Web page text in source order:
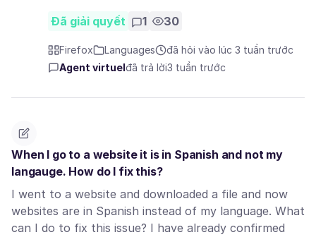
Đã giải quyết 1 30
Firefox Languages
đã hỏi vào lúc 3 tuần trước
Agent virtuel đã trả lời3 tuần trước
When I go to a website it is in Spanish and not my
langauge. How do I fix this?
I went to a website and downloaded a file and now
websites are in Spanish instead of my language. What
can I do to fix this issue? I have already confirmed